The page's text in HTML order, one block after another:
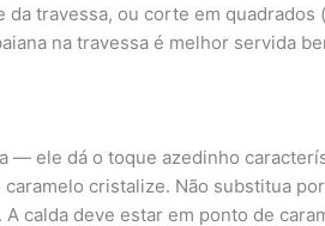
travessa, ou corte em quadrados
na travessa é melhor servida
— ele dá o toque azedinho
cristalize. Não substitua
calda deve estar em ponto de